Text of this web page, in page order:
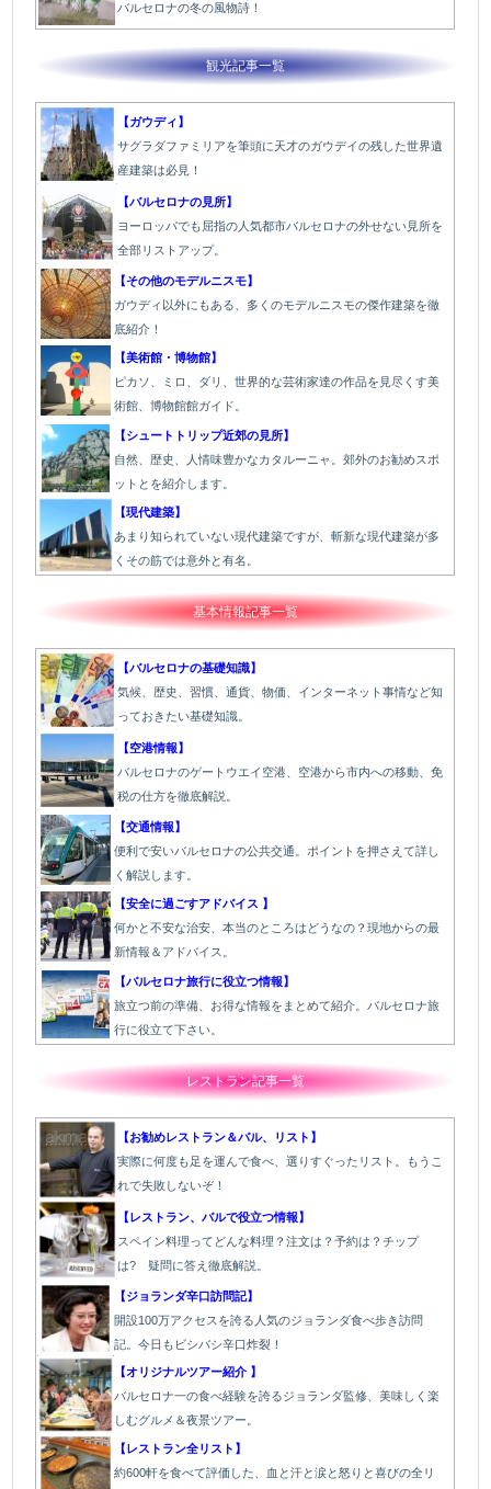
バルセロナの冬の風物詩！
観光記事一覧
【ガウディ】
サグラダファミリアを筆頭に天才のガウデイの残した世界遺
産建築は必見！
【バルセロナの見所】
ヨーロッパでも屈指の人気都市バルセロナの外せない見所を
全部リストアップ。
【その他のモデルニスモ】
ガウディ以外にもある、多くのモデルニスモの傑作建築を徹
底紹介！
【美術館・博物館】
ピカソ、ミロ、ダリ、世界的な芸術家達の作品を見尽くす美
術館、博物館館ガイド。
【シュートトリップ近郊の見所】
自然、歴史、人情味豊かなカタルーニャ。郊外のお勧めスポ
ットとを紹介します。
【現代建築】
あまり知られていない現代建築ですが、斬新な現代建築が多
くその筋では意外と有名。
基本情報記事一覧
【バルセロナの基礎知識】
気候、歴史、習慣、通貨、物価、インターネット事情など知
っておきたい基礎知識。
【空港情報】
バルセロナのゲートウエイ空港、空港から市内への移動、免
税の仕方を徹底解説。
【交通情報】
便利で安いバルセロナの公共交通。ポイントを押さえて詳し
く解説します。
【安全に過ごすアドバイス 】
何かと不安な治安、本当のところはどうなの？現地からの最
新情報＆アドバイス。
【バルセロナ旅行に役立つ情報】
旅立つ前の準備、お得な情報をまとめて紹介。バルセロナ旅
行に役立て下さい。
レストラン記事一覧
【お勧めレストラン＆バル、リスト】
実際に何度も足を運んで食べ、選りすぐったリスト。もうこ
れで失敗しないぞ！
【レストラン、バルで役立つ情報】
スペイン料理ってどんな料理？注文は？予約は？チップ
は? 疑問に答え徹底解説。
【ジョランダ辛口訪問記】
開設100万アクセスを誇る人気のジョランダ食べ歩き訪問
記。今日もビシバシ辛口炸裂！
【オリジナルツアー紹介 】
バルセロナ一の食べ経験を誇るジョランダ監修、美味しく楽
しむグルメ＆夜景ツアー。
【レストラン全リスト】
約600軒を食べて評価した、血と汗と涙と怒りと喜びの全リ